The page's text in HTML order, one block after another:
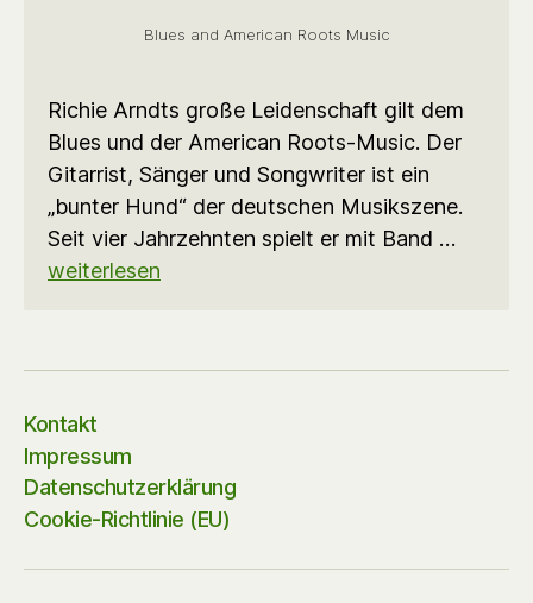
Blues and American Roots Music
Richie Arndts große Leidenschaft gilt dem
Blues und der American Roots-Music. Der
Gitarrist, Sänger und Songwriter ist ein
„bunter Hund“ der deutschen Musikszene.
Seit vier Jahrzehnten spielt er mit Band …
weiterlesen
Kontakt
Impressum
Datenschutzerklärung
Cookie-Richtlinie (EU)